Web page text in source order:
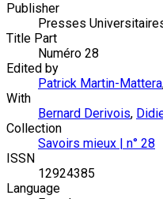
Publisher
Presses
Title Part
Numéro 28
Edited by
Patrick Martin-Mattera
With
Bernard Derivois,
Collection
Savoirs mieux | n° 28
ISSN
12924385
Language